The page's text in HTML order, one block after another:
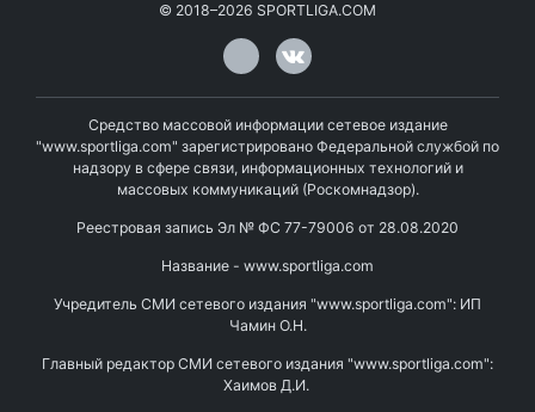
© 2018–2026 SPORTLIGA.COM
Средство массовой информации сетевое издание
"www.sportliga.com" зарегистрировано Федеральной службой по
надзору в сфере связи, информационных технологий и
массовых коммуникаций (Роскомнадзор).
Реестровая запись Эл № ФС 77-79006 от 28.08.2020
Название - www.sportliga.com
Учредитель СМИ сетевого издания "www.sportliga.com": ИП
Чамин О.Н.
Главный редактор СМИ сетевого издания "www.sportliga.com":
Хаимов Д.И.